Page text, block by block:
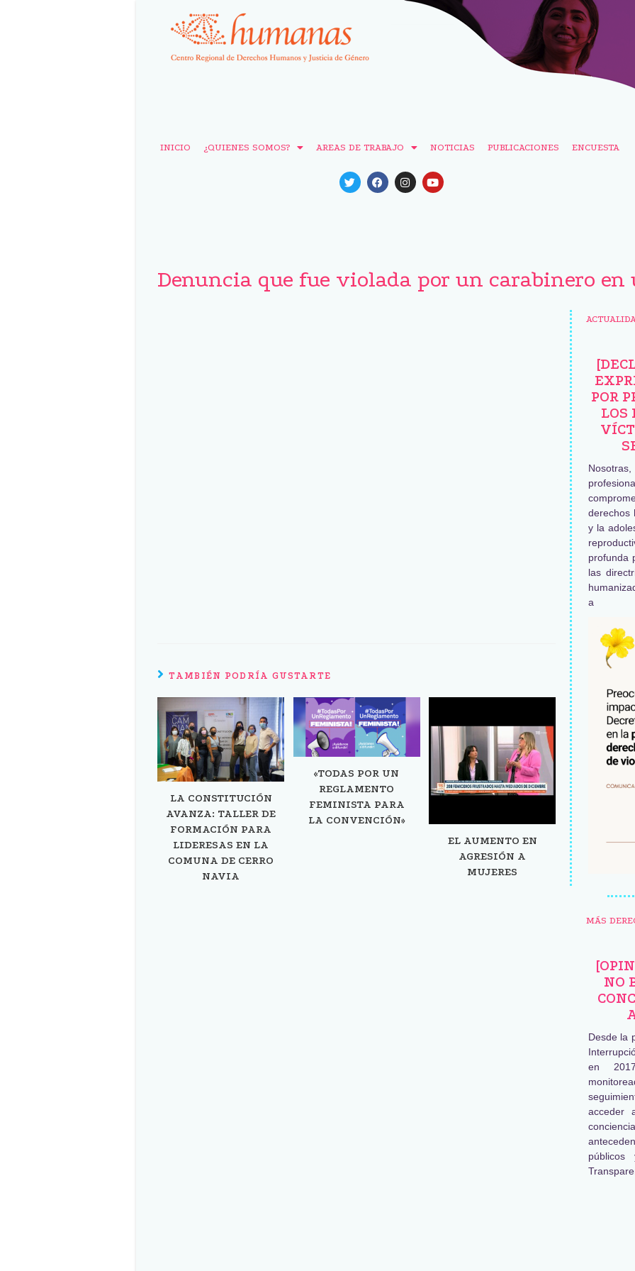
INICIO ¿QUIENES SOMOS? AREAS DE TRABAJO NOTICIAS PUBLICACIONES ENCUESTA
Denuncia que fue violada por un carabinero en
TAMBIÉN PODRÍA GUSTARTE
LA CONSTITUCIÓN
AVANZA: TALLER DE
FORMACIÓN PARA
LIDERESAS EN LA
COMUNA DE CERRO
NAVIA
«TODAS POR UN
REGLAMENTO
FEMINISTA PARA
LA CONVENCIÓN»
EL AUMENTO EN
AGRESIÓN A
MUJERES
POR
LOS
derechos
y la
profunda
las
a
MÁS
NO
Desde la
en
acceder